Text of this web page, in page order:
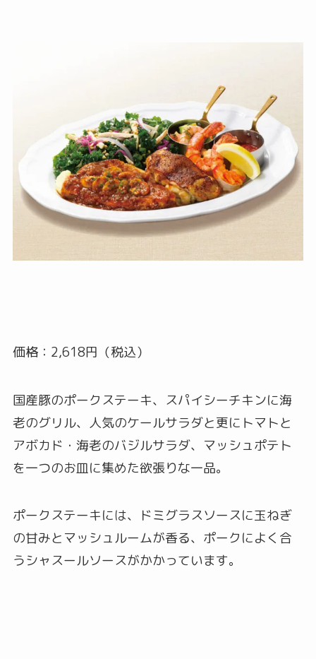
価格：2,618円（税込）
国産豚のポークステーキ、スパイシーチキンに海
老のグリル、人気のケールサラダと更にトマトと
アボカド・海老のバジルサラダ、マッシュポテト
を一つのお皿に集めた欲張りな一品。
ポークステーキには、ドミグラスソースに玉ねぎ
の甘みとマッシュルームが香る、ポークによく合
うシャスールソースがかかっています。